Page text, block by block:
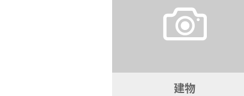
建物